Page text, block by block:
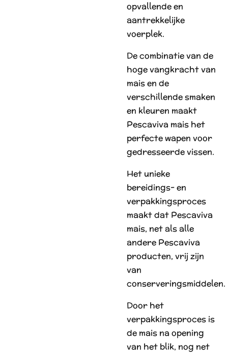
opvallende en
aantrekkelijke
voerplek.
De combinatie van de
hoge vangkracht van
mais en de
verschillende smaken
en kleuren maakt
Pescaviva mais het
perfecte wapen voor
gedresseerde vissen.
Het unieke
bereidings- en
verpakkingsproces
maakt dat Pescaviva
mais, net als alle
andere Pescaviva
producten, vrij zijn
van
conserveringsmiddelen.
Door het
verpakkingsproces is
de mais na opening
van het blik, nog net